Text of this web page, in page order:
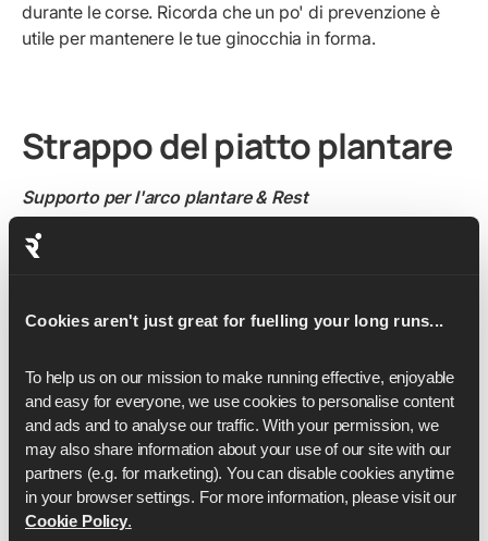
Cookies aren't just great for fuelling your long runs...
To help us on our mission to make running effective, enjoyable
and easy for everyone, we use cookies to personalise content
and ads and to analyse our traffic. With your permission, we
may also share information about your use of our site with our
partners (e.g. for marketing). You can disable cookies anytime
in your browser settings. For more information, please visit our
Cookie Policy.
durante le corse. Ricorda che un po' di prevenzione è
utile per mantenere le tue ginocchia in forma.
Strappo del piatto plantare
Supporto per l'arco plantare & Rest
percorso di corsa. E quando diciamo cheè davvero, in
che questa struttura si strappi, fai quello che ti abbiamo
già detto 1.789.469 volte e investi in un paio di Scarpe
da corsa che offrano un sostegno adeguato all'arco
plantare. Quindi inizia a dare priorità a un periodo di
riposo adeguato tra una corsa e l'altra per permettere al
piede di recuperare completamente. E non dimenticare
di riscaldarti prima di metterti in viaggio.